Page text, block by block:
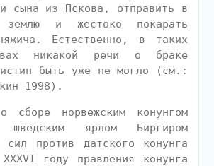
сына из Пскова, отправить в
землю и жестоко покарать
Естественно, в таких
никакой речи о браке
быть уже не могло (см.:
1998).
сборе норвежским конунгом
ярлом Биргиром
сил против датского конунга
году правления конунга